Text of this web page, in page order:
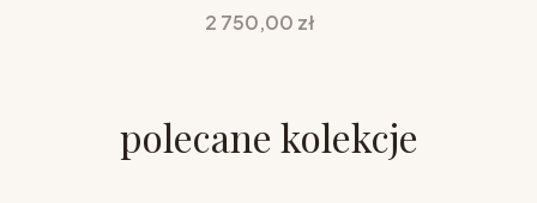
Cena
2 750,00 zł
polecane kolekcje